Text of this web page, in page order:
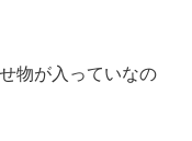
物が入っていなの